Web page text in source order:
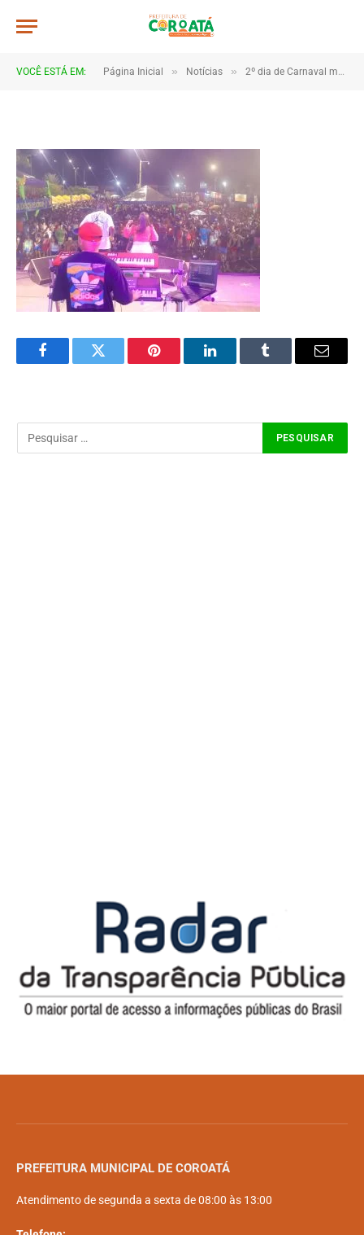
VOCÊ ESTÁ EM: Página Inicial » Notícias » 2º dia de Carnaval movimenta Coroatá com muita animação e grande público
4B2A1184
FacebookTwitter Pinterest LinkedInTumblr Email
PREFEITURA MUNICIPAL DE COROATÁ
Atendimento de segunda a sexta de 08:00 às 13:00